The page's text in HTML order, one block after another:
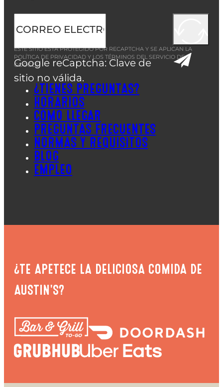
Google reCaptcha: Clave de
sitio no válida.
ESTE SITIO ESTÁ PROTEGIDO POR RECAPTCHA Y SE APLICAN LA
POLÍTICA DE PRIVACIDAD Y LOS TÉRMINOS DEL SERVICIO DE
GOOGLE.
¿TIENES PREGUNTAS?
HORARIOS
CÓMO LLEGAR
PREGUNTAS FRECUENTES
NORMAS Y REQUISITOS
BLOG
EMPLEO
¿TE APETECE LA DELICIOSA COMIDA DE
AUSTIN'S?